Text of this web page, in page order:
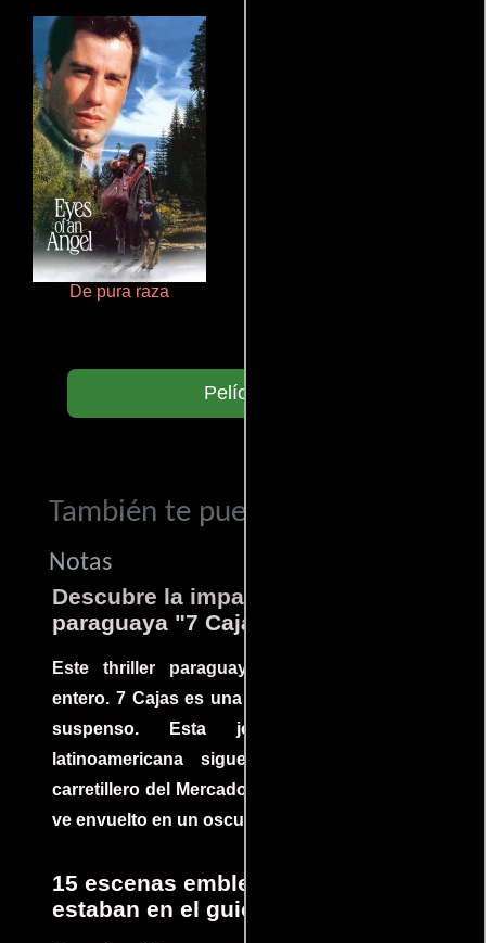
De pura raza
Películas
También te puede interesar...
Notas
Descubre la impactante película
paraguaya "7 Cajas"
Este thriller paraguayo cautivó al mundo
entero. 7 Cajas es una explosión de acción y
suspenso. Esta joya cinematográfica
latinoamericana sigue la historia de un
carretillero del Mercado 4 de Asunción que se
ve envuelto en un oscuro mundo de crimen
15 escenas emblemáticas que no
estaban en el guion